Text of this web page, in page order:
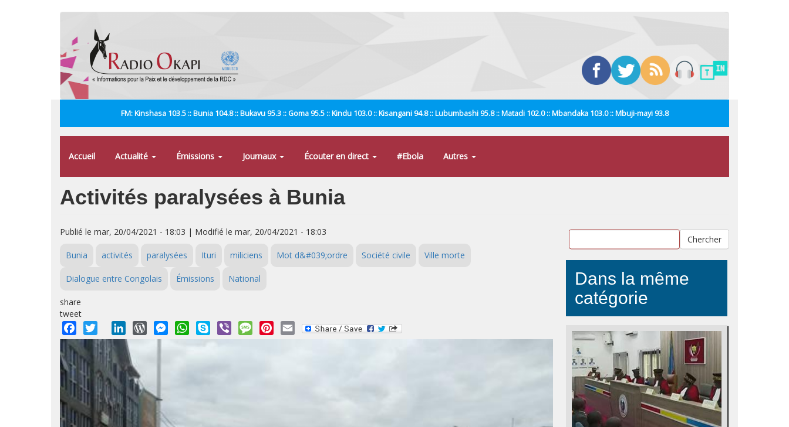
FM: Kinshasa 103.5 :: Bunia 104.8 :: Bukavu 95.3 :: Goma 95.5 :: Kindu 103.0 :: Kisangani 94.8 :: Lubumbashi 95.8 :: Matadi 102.0 :: Mbandaka 103.0 :: Mbuji-mayi 93.8
Accueil Actualité Émissions Journaux Écouter en direct #Ebola Autres
Activités paralysées à Bunia
Publié le mar, 20/04/2021 - 18:03 | Modifié le mar, 20/04/2021 - 18:03
Bunia activités paralysées Ituri miliciens Mot d&#039;ordre Société civile Ville morte
Dialogue entre Congolais Émissions National
share
tweet
Facebook
Twitter LinkedInWordPressMessengerWhatsApp
Skype Viber MessagePinterest
Email
Chercher
Dans la même
catégorie